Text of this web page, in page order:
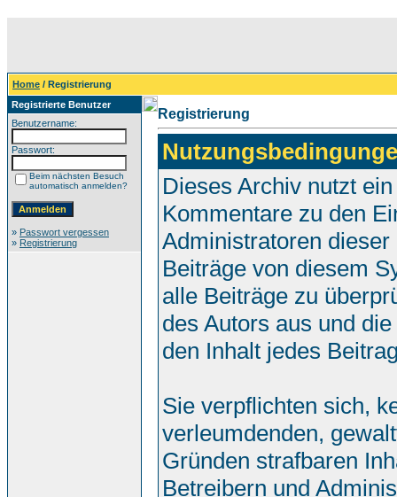
Home / Registrierung
Registrierte Benutzer
Benutzername:
Passwort:
Beim nächsten Besuch
automatisch anmelden?
» Passwort vergessen
» Registrierung
Registrierung
Dieses Archiv nutzt
Kommentare zu den
Administratoren
Beiträge von diesem
alle Beiträge zu
des Autors aus und
den Inhalt jedes
Sie verpflichten sich,
verleumdenden,
Gründen strafbaren
Betreibern und